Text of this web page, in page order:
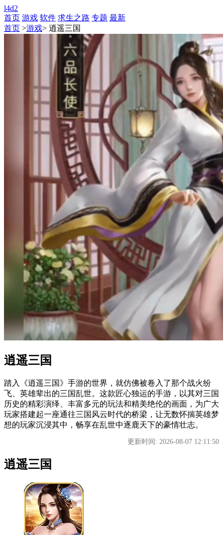
l4d2
首页 游戏 软件 求生之路 专题 最新
首页 >游戏> 逍遥三国
逍遥三国
踏入《逍遥三国》手游的世界，就仿佛被卷入了那个战火纷
飞、英雄辈出的三国乱世。这款匠心独运的手游，以其对三国
历史的精彩演绎、丰富多元的玩法和精美绝伦的画面，为广大
玩家搭建起一座通往三国风云时代的桥梁，让无数怀揣英雄梦
想的玩家沉浸其中，畅享在乱世中逐鹿天下的豪情壮志。
更新时间: 2026-08-07 12:11:50
逍遥三国